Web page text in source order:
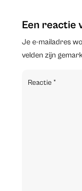
Een reactie
Je e-mailadres
velden zijn